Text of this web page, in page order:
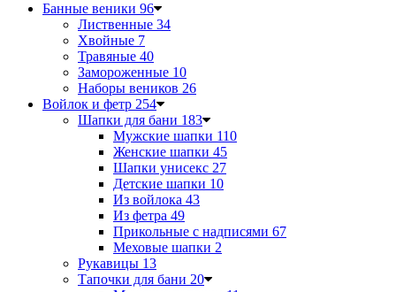
Банные веники 96
Лиственные 34
Хвойные 7
Травяные 40
Замороженные 10
Наборы веников 26
Войлок и фетр 254
Шапки для бани 183
Мужские шапки 110
Женские шапки 45
Шапки унисекс 27
Детские шапки 10
Из войлока 43
Из фетра 49
Прикольные с надписями 67
Меховые шапки 2
Рукавицы 13
Тапочки для бани 20